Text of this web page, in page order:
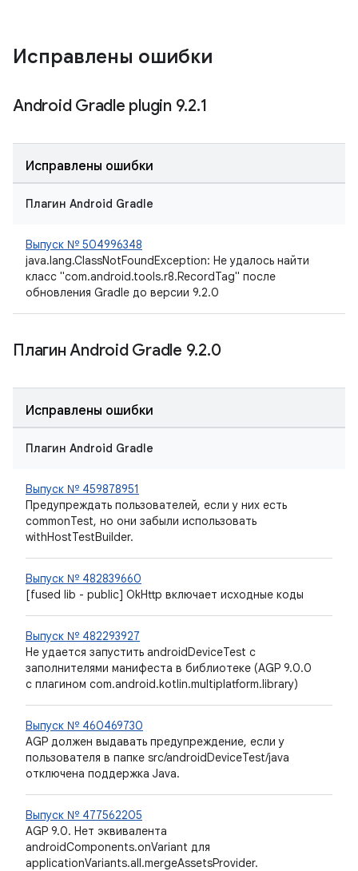
Исправлены ошибки
Android Gradle plugin 9.2.1
Исправлены ошибки
Плагин Android Gradle
Выпуск № 504996348
java.lang.ClassNotFoundException: Не удалось найти
класс "com.android.tools.r8.RecordTag" после
обновления Gradle до версии 9.2.0
Плагин Android Gradle 9.2.0
Исправлены ошибки
Плагин Android Gradle
Выпуск № 459878951
Предупреждать пользователей, если у них есть
commonTest, но они забыли использовать
withHostTestBuilder.
Выпуск № 482839660
[fused lib - public] OkHttp включает исходные коды
Выпуск № 482293927
Не удается запустить androidDeviceTest с
заполнителями манифеста в библиотеке (AGP 9.0.0
с плагином com.android.kotlin.multiplatform.library)
Выпуск № 460469730
AGP должен выдавать предупреждение, если у
пользователя в папке src/androidDeviceTest/java
отключена поддержка Java.
Выпуск № 477562205
AGP 9.0. Нет эквивалента
androidComponents.onVariant для
applicationVariants.all.mergeAssetsProvider.